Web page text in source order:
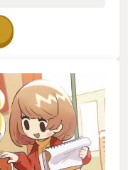
は、見た目こそかわ
というは、とても明
いました。 ボリュー
彼女らの友情がどう
もらいたいと思いま